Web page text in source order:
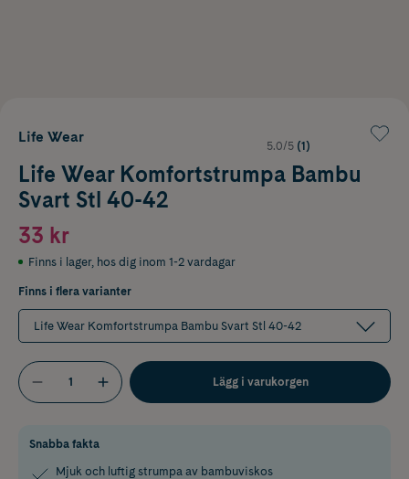
Life Wear
5.0/5 (1)
Life Wear Komfortstrumpa Bambu
Svart Stl 40-42
33 kr
Finns i lager, hos dig inom 1-2 vardagar
Finns i flera varianter
Life Wear Komfortstrumpa Bambu Svart Stl 40-42
Lägg i varukorgen
Snabba fakta
Mjuk och luftig strumpa av bambuviskos